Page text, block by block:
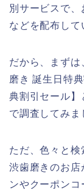
別サービスで
などを配布して
だから、まず
磨き 誕生日特
典割引セール】
で調査してみま
ただ、色々と
渋歯磨きのお店
ンやクーポンコ